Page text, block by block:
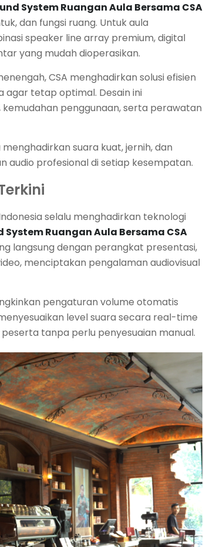
System Ruangan Aula Bersama CSA
dan fungsi ruang. Untuk aula
speaker line array premium, digital
yang mudah dioperasikan.
CSA menghadirkan solusi efisien
agar tetap optimal. Desain ini
penggunaan, serta perawatan
suara kuat, jernih, dan
profesional di setiap kesempatan.
selalu menghadirkan teknologi
System Ruangan Aula Bersama CSA
langsung dengan perangkat presentasi,
menciptakan pengalaman audiovisual
pengaturan volume otomatis
level suara secara real-time
tanpa perlu penyesuaian manual.